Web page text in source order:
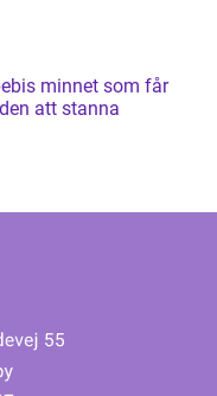
får
att stanna